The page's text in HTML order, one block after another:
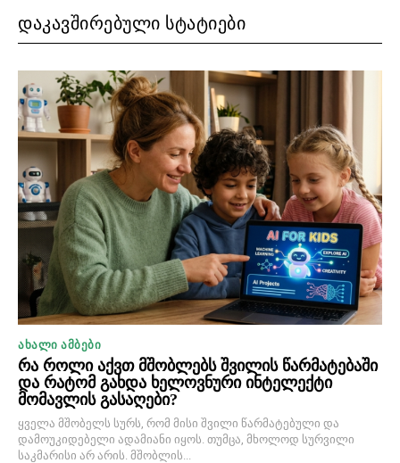
ᲓᲐᲙᲐᲕᲨᲘᲠᲔᲑᲣᲚᲘ ᲡᲢᲐᲢᲘᲔᲑᲘ
ᲐᲮᲐᲚᲘ ᲐᲛᲑᲔᲑᲘ
რა როლი აქვთ მშობლებს შვილის წარმატებაში
და რატომ გახდა ხელოვნური ინტელექტი
მომავლის გასაღები?
ყველა მშობელს სურს, რომ მისი შვილი წარმატებული და
დამოუკიდებელი ადამიანი იყოს. თუმცა, მხოლოდ სურვილი
საკმარისი არ არის. მშობლის...